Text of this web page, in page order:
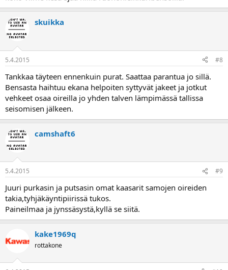
skuikka
5.4.2015 #8
Tankkaa täyteen ennenkuin purat. Saattaa parantua jo sillä.
Bensasta haihtuu ekana helpoiten syttyvät jakeet ja jotkut
vehkeet osaa oireilla jo yhden talven lämpimässä tallissa
seisomisen jälkeen.
camshaft6
5.4.2015 #9
Juuri purkasin ja putsasin omat kaasarit samojen oireiden
takia,tyhjäkäyntipiirissä tukos.
Paineilmaa ja jynssäsystä,kyllä se siitä.
kake1969q
rottakone